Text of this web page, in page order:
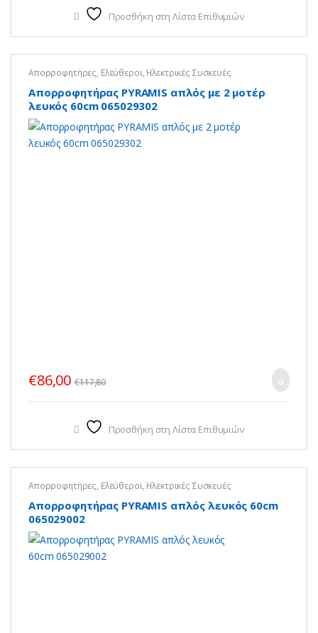
Προσθήκη στη Λίστα Επιθυμιών
Απορροφητήρες, Ελεύθεροι, Ηλεκτρικές Συσκευές
Απορροφητήρας PYRAMIS απλός με 2 μοτέρ
λευκός 60cm 065029302
€86,00 €117,80
Προσθήκη στη Λίστα Επιθυμιών
Απορροφητήρες, Ελεύθεροι, Ηλεκτρικές Συσκευές
Απορροφητήρας PYRAMIS απλός λευκός 60cm
065029002